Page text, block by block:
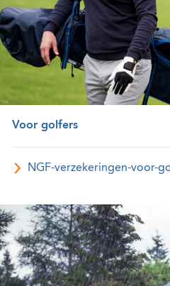
Voor golfers
NGF-verzekeringen-voor-